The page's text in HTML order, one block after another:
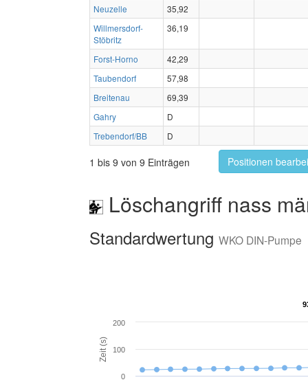
Neuzelle
35,92
Willmersdorf-
Stöbritz
36,19
Forst-Horno
42,29
Taubendorf
57,98
Breitenau
69,39
Gahry
D
Trebendorf/BB
D
1 bis 9 von 9 Einträgen Positionen
Löschangriff nass
Standardwertung WKO DIN-Pumpe
Zeit (s)
0
100
200